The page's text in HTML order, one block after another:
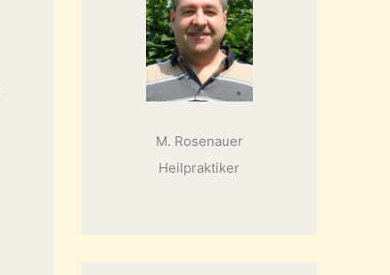
M. Rosenauer
Heilpraktiker